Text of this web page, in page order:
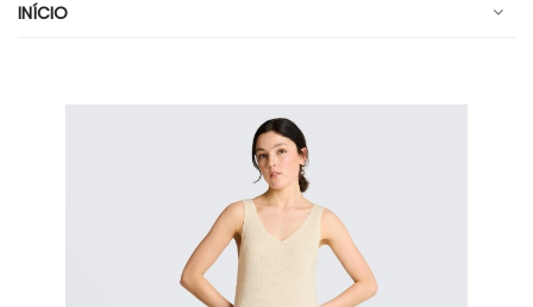
INÍCIO